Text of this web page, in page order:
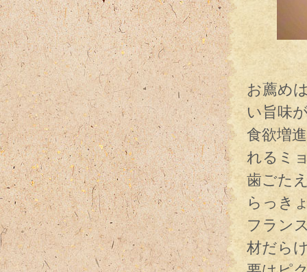
自家
お薦め
い旨味
食欲増
れるミ
歯ごた
らっき
フラン
材だら